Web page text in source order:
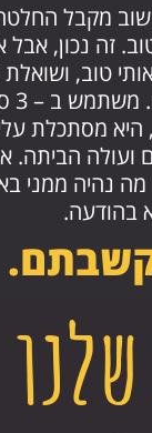
מקבל
זה נכון, אבל
טוב,
היא מסתכלת
ועולה הביתה.
מה נהיה ממני
בהודעה.